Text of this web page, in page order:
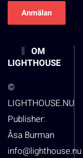
OM
LIGHTHOUSE
©
LIGHTHOUSE.NU
Publisher:
Åsa Burman
info@lighthouse.nu